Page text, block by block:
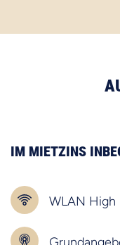
IM MIETZINS
WLAN